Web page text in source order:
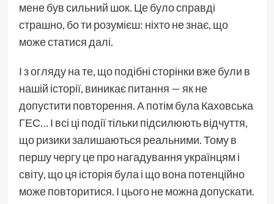
мене був сильний шок. Це було справді
страшно, бо ти розумієш: ніхто не знає, що
може статися далі.
І з огляду на те, що подібні сторінки вже були в
нашій історії, виникає питання — як не
допустити повторення. А потім була Каховська
ГЕС… І всі ці події тільки підсилюють відчуття,
що ризики залишаються реальними. Тому в
першу чергу це про нагадування українцям і
світу, що ця історія була і що вона потенційно
може повторитися. І цього не можна допускати.